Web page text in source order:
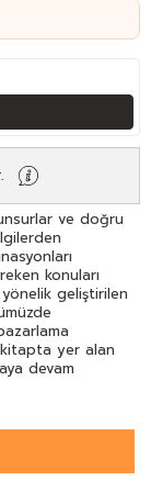
ve doğru
konuları
geliştirilen
yer alan
devam